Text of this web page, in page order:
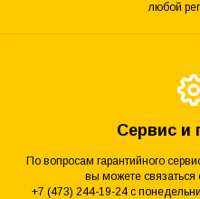
любой
Сервис и
По вопросам гарантийного
вы можете
+7 (473) 244-19-24 с